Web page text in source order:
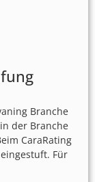
Branche
der Branche
CaraRating
Für